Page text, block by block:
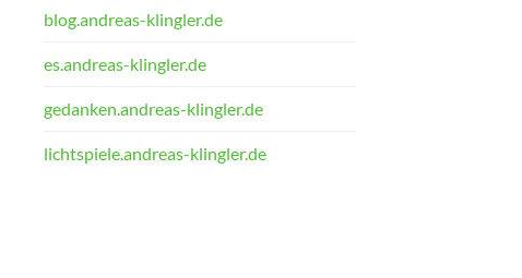
blog.andreas-klingler.de
es.andreas-klingler.de
gedanken.andreas-klingler.de
lichtspiele.andreas-klingler.de